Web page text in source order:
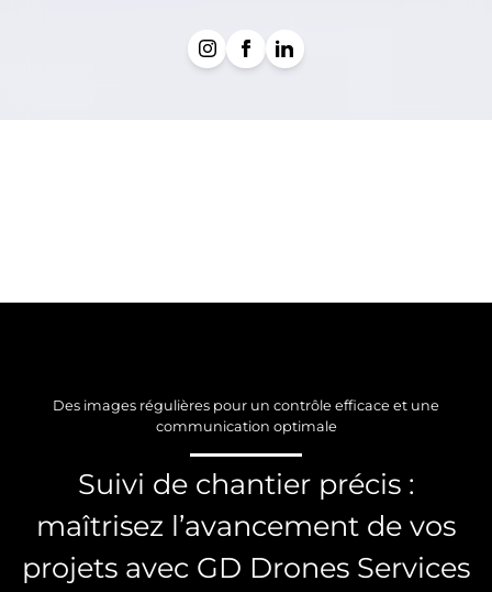
Des images régulières pour un contrôle efficace et une
communication optimale
Suivi de chantier précis :
maîtrisez l’avancement de vos
projets avec GD Drones Services